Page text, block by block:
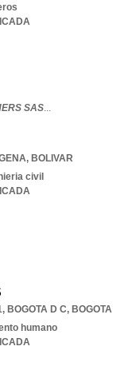
SAS...
, BOLIVAR
civil
, BOGOTA D C, BOGOTA
humano